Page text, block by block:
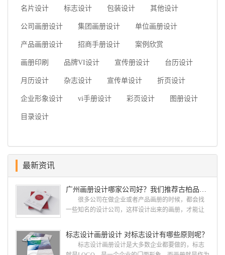
名片设计 标志设计 包装设计 其他设计
公司画册设计 集团画册设计 单位画册设计
产品画册设计 招商手册设计 案例欣赏
画册印刷 品牌VI设计 宣传册设计 台历设计
月历设计 杂志设计 宣传单设计 折页设计
企业形象设计 vi手册设计 彩页设计 图册设计
目录设计
最新资讯
广州画册设计哪家公司好？我们推荐古柏品牌设计
很多公司在做企业或者产品画册的时候，都会找
一些知名的设计公司，这样设计出来的画册，才能让
就给大家说说广州画册设计找哪家公司。 广州画
册设计哪家公司好？本地人都会选择古柏品牌设
计 广州古柏品牌设计有限公司成立于2004年，是
标志设计画册设计 对标志设计有哪些原则呢？
标志设计画册设计是大多数企业都要做的，标志